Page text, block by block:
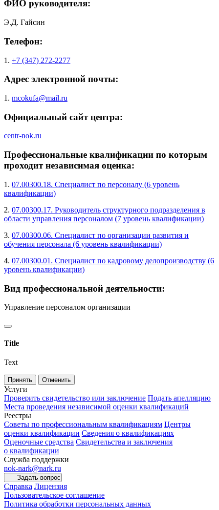
ФИО руководителя:
Э.Д. Гайсин
Телефон:
1. +7 (347) 272-2277
Адрес электронной почты:
1. mcokufa@mail.ru
Официальный сайт центра:
centr-nok.ru
Профессиональные квалификации по которым
проходит независимая оценка:
1. 07.00300.18. Специалист по персоналу (6 уровень
квалификации)
2. 07.00300.17. Руководитель структурного подразделения в
области управления персоналом (7 уровень квалификации)
3. 07.00300.06. Специалист по организации развития и
обучения персонала (6 уровень квалификации)
4. 07.00300.01. Специалист по кадровому делопроизводству (6
уровень квалификации)
Вид профессиональной деятельности:
Управление персоналом организации
Title
Text
Принять Отменить
Услуги
Проверить свидетельство или заключение Подать апелляцию
Места проведения независимой оценки квалификаций
Реестры
Советы по профессиональным квалификациям Центры
оценки квалификации Сведения о квалификациях
Оценочные средства Свидетельства и заключения
о квалификации
Служба поддержки
nok-nark@nark.ru
Задать вопрос
Справка Лицензия
Пользовательское соглашение
Политика обработки персональных данных